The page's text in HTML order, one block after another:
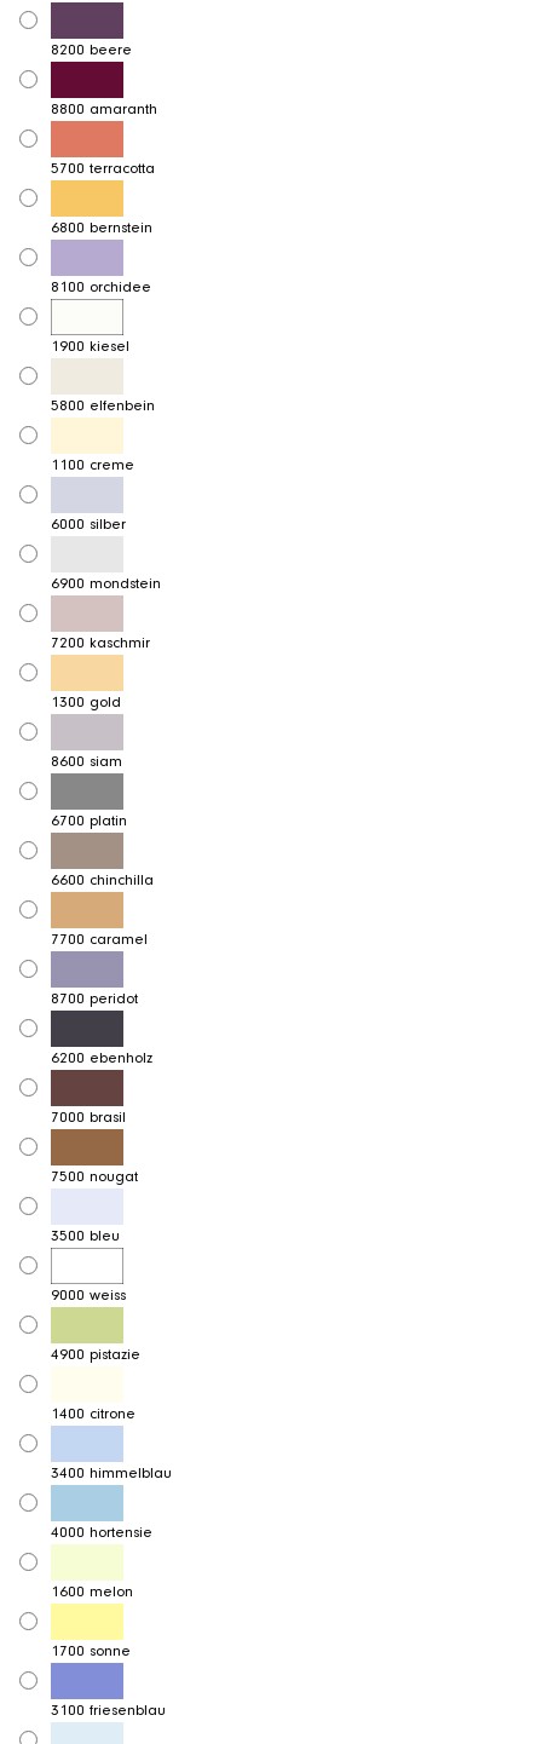
8200 beere
8800 amaranth
5700 terracotta
6800 bernstein
8100 orchidee
1900 kiesel
5800 elfenbein
1100 creme
6000 silber
6900 mondstein
7200 kaschmir
1300 gold
8600 siam
6700 platin
6600 chinchilla
7700 caramel
8700 peridot
6200 ebenholz
7000 brasil
7500 nougat
3500 bleu
9000 weiss
4900 pistazie
1400 citrone
3400 himmelblau
4000 hortensie
1600 melon
1700 sonne
3100 friesenblau